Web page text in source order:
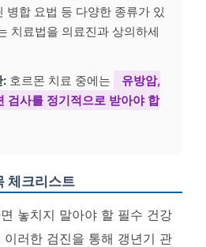
병합 요법 등 다양한 종류가 있
치료법을 의료진과 상의하세
: 호르몬 치료 중에는
유방암,
검사를 정기적으로 받아야 합
체크리스트
놓치지 말아야 할 필수 건강
러한 검진을 통해 갱년기 관